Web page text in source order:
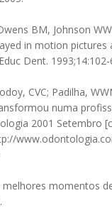
BM, Johnson
in motion pictures
Dent. 1993;14:102-
CVC; Padilha,
numa
2001 Setembro
melhores momentos